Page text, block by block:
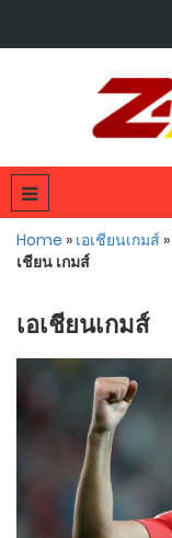
Home » เอเชียนเกมส์ »
เชียน เกมส์
เอเชียนเกมส์